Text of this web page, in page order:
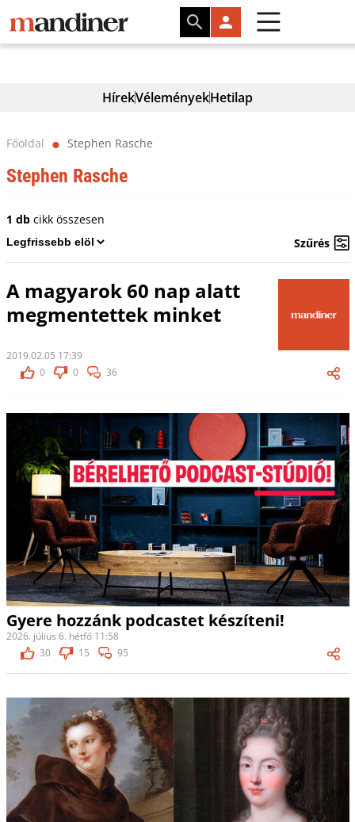
HírekVéleményekHetilap
Főoldal ⬤ Stephen Rasche
Stephen Rasche
1 dbcikk összesen
Szűrés
A magyarok 60 nap alatt
megmentettek minket
2019.02.05 17:39
0
0 36
Gyere hozzánk podcastet készíteni!
2026. július 6. hétfő 11:58
30
15 95